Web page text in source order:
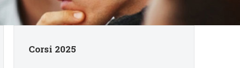
Corsi 2025